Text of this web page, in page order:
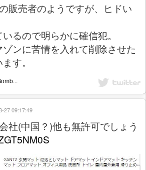
販売者のようですが、ヒドい
るので明らかに確信犯。
ンに苦情を入れて削除させた
す。
社(中国？)他も無許可でしょう
27 09:17:49